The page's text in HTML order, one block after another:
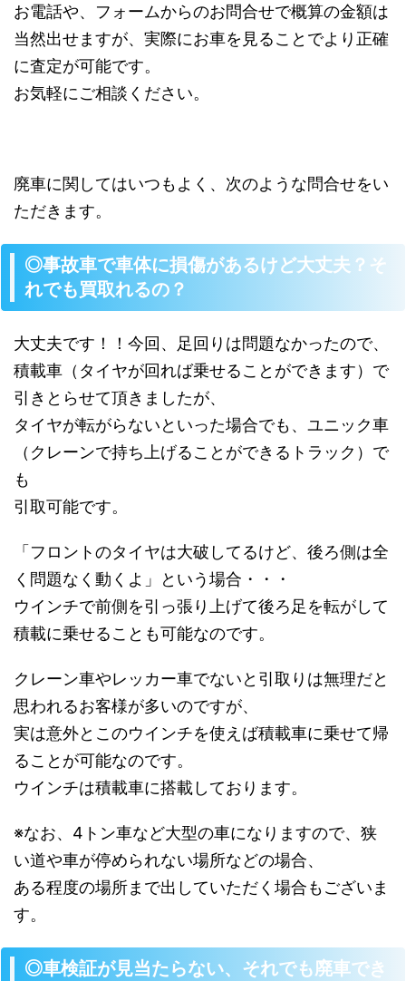
お電話や、フォームからのお問合せで概算の金額は
当然出せますが、実際にお車を見ることでより正確
に査定が可能です。
お気軽にご相談ください。
廃車に関してはいつもよく、次のような問合せをい
ただきます。
◎事故車で車体に損傷があるけど大丈夫？そ
れでも買取れるの？
大丈夫です！！今回、足回りは問題なかったので、
積載車（タイヤが回れば乗せることができます）で
引きとらせて頂きましたが、
タイヤが転がらないといった場合でも、ユニック車
（クレーンで持ち上げることができるトラック）で
も
引取可能です。
「フロントのタイヤは大破してるけど、後ろ側は全
く問題なく動くよ」という場合・・・
ウインチで前側を引っ張り上げて後ろ足を転がして
積載に乗せることも可能なのです。
クレーン車やレッカー車でないと引取りは無理だと
思われるお客様が多いのですが、
実は意外とこのウインチを使えば積載車に乗せて帰
ることが可能なのです。
ウインチは積載車に搭載しております。
※なお、4トン車など大型の車になりますので、狭
い道や車が停められない場所などの場合、
ある程度の場所まで出していただく場合もございま
す。
◎車検証が見当たらない、それでも廃車でき